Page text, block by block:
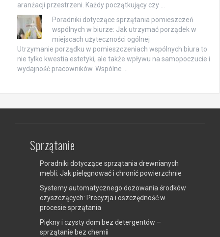
aranżacji przestrzeni. Każdy początkujący czy …
Poradniki dotyczące sprzątania pomieszczeń
wspólnych w biurze: Jak utrzymać porządek w
miejscach użyteczności ogólnej
Utrzymanie porządku w pomieszczeniach wspólnych biura to
nie tylko kwestia estetyki, ale także wpływu na samopoczucie i
wydajność pracowników. Wspólne …
Sprzątanie
Poradniki dotyczące sprzątania drewnianych
mebli: Jak pielęgnować i chronić powierzchnie
Systemy automatycznego dozowania środków
czyszczących: Precyzja i oszczędność w
procesie sprzątania
Piękny i czysty dom bez detergentów –
sprzątanie bez chemii